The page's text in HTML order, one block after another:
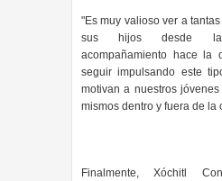
"Es muy valioso ver a
sus hijos desde
acompañamiento hace la
seguir impulsando este
motivan a nuestros
mismos dentro y fuera de la
Finalmente, Xóchitl